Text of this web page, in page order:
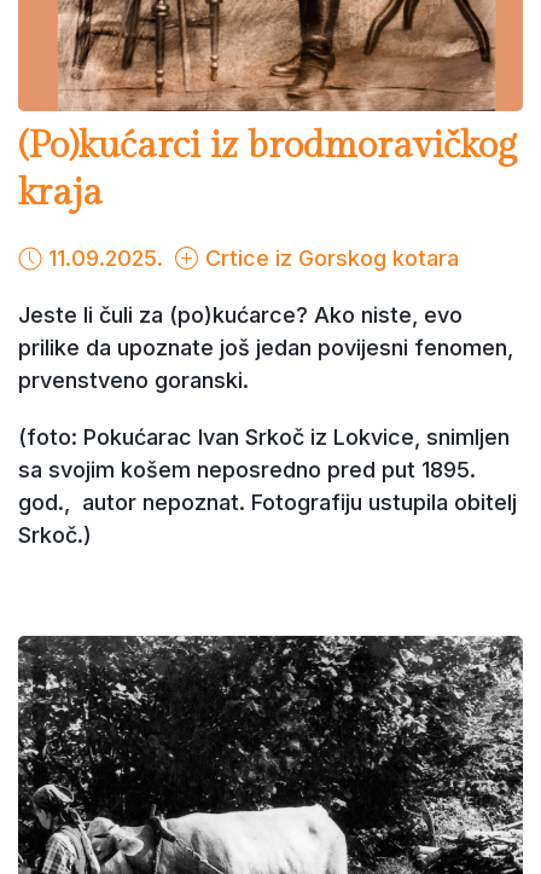
(Po)kućarci iz brodmoravičkog
kraja
11.09.2025. Crtice iz Gorskog kotara
Jeste li čuli za (po)kućarce? Ako niste, evo
prilike da upoznate još jedan povijesni fenomen,
prvenstveno goranski.
(foto: Pokućarac Ivan Srkoč iz Lokvice, snimljen
sa svojim košem neposredno pred put 1895.
god., autor nepoznat. Fotografiju ustupila obitelj
Srkoč.)